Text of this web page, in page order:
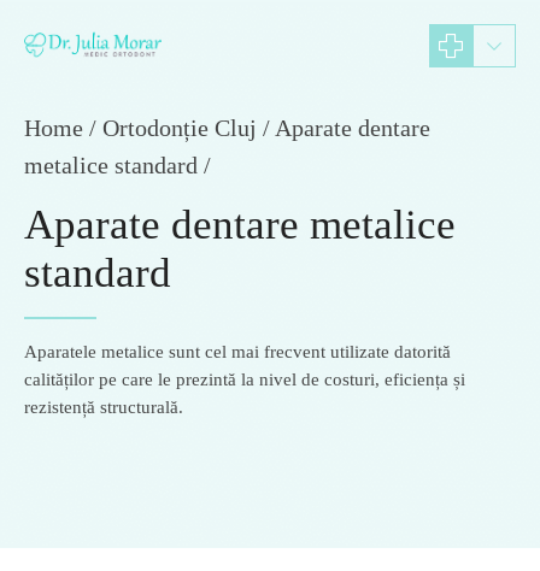
Home
Ortodonție Cluj / Aparate dentare
metalice standard /
Aparate dentare metalice
standard
Aparatele metalice sunt cel mai frecvent utilizate datorită
calităților pe care le prezintă la nivel de costuri, eficiența și
rezistență structurală.